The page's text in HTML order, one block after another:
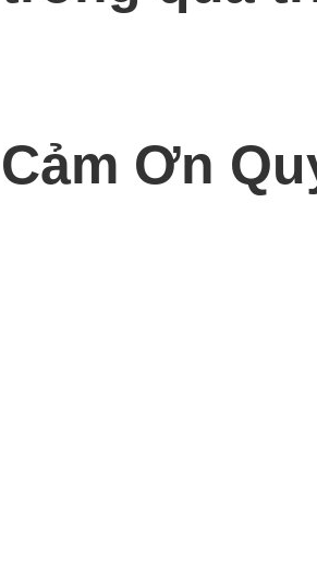
Cảm Ơn